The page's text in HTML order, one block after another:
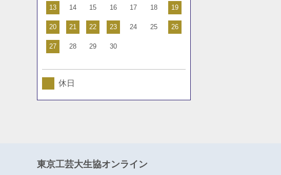
13 14 15 16 17 18 19
20 21 22 23 24 25 26
27 28 29 30
休日
東京工芸大生協オンライン